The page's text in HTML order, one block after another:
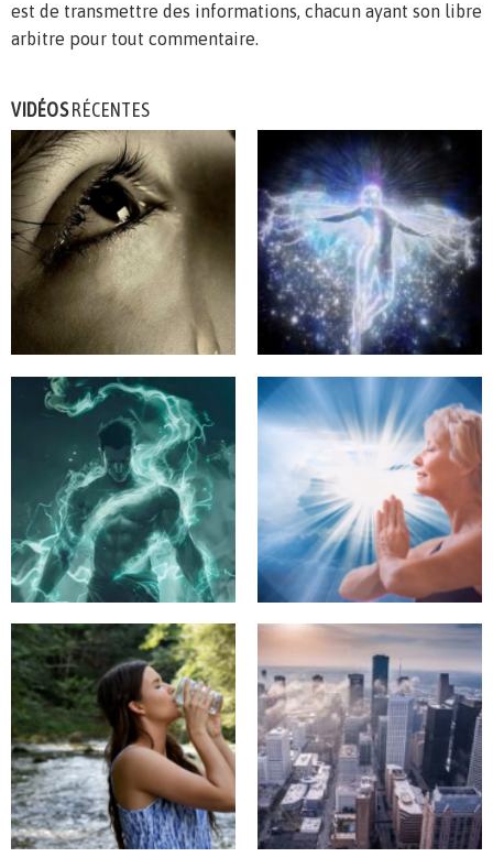
est de transmettre des informations, chacun ayant son libre
arbitre pour tout commentaire.
VIDÉOSRÉCENTES